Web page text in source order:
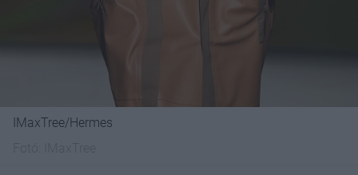
IMaxTree/Hermes